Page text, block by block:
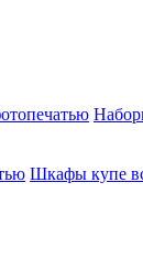
Шкафы купе